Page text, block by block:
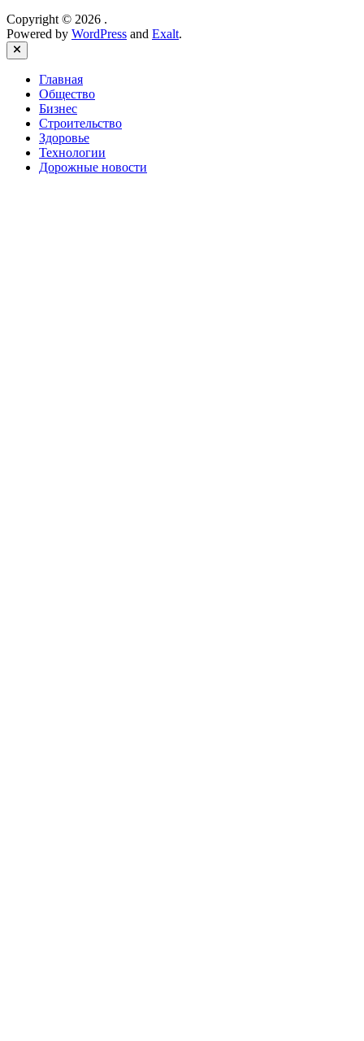
Copyright © 2026 .
Powered by WordPress and Exalt.
Close
Главная
Общество
Бизнес
Строительство
Здоровье
Технологии
Дорожные новости